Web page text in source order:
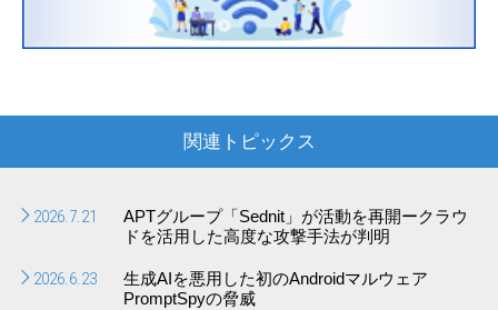
関連トピックス
2026.7.21
APTグループ「Sednit」が活動を再開ークラウ
ドを活用した高度な攻撃手法が判明
2026.6.23
生成AIを悪用した初のAndroidマルウェア
PromptSpyの脅威